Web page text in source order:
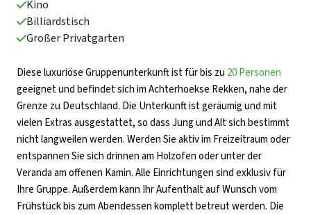
Kino
Billiardstisch
Großer Privatgarten
Diese luxuriöse Gruppenunterkunft ist für bis zu 20 Personen
geeignet und befindet sich im Achterhoekse Rekken, nahe der
Grenze zu Deutschland. Die Unterkunft ist geräumig und mit
vielen Extras ausgestattet, so dass Jung und Alt sich bestimmt
nicht langweilen werden. Werden Sie aktiv im Freizeitraum oder
entspannen Sie sich drinnen am Holzofen oder unter der
Veranda am offenen Kamin. Alle Einrichtungen sind exklusiv für
Ihre Gruppe. Außerdem kann Ihr Aufenthalt auf Wunsch vom
Frühstück bis zum Abendessen komplett betreut werden. Die